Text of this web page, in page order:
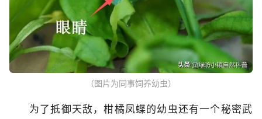
（图片为同事饲养幼虫）
为了抵御天敌，柑橘凤蝶的幼虫还有一个秘密武